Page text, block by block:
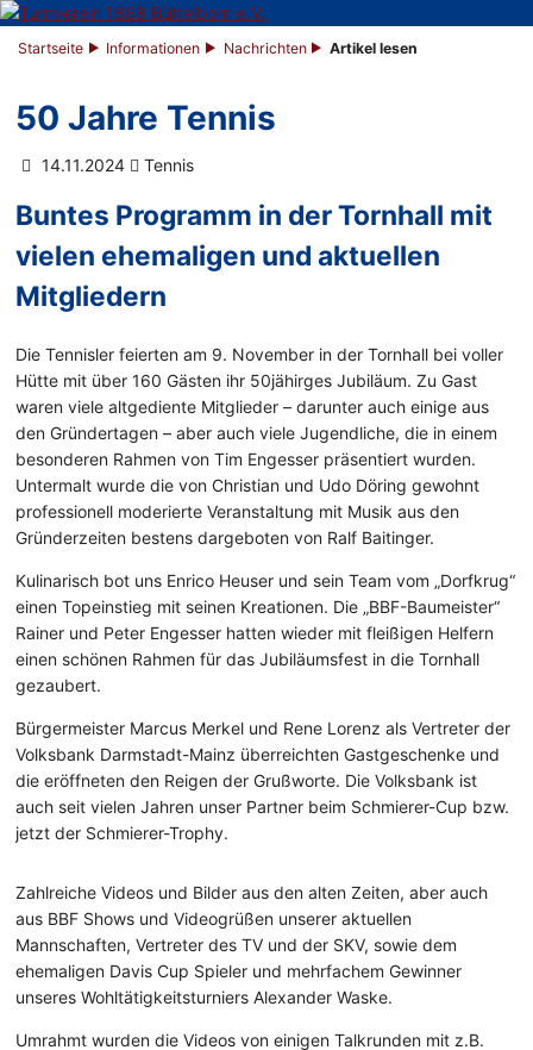
Startseite Informationen Nachrichten Artikel lesen
50 Jahre Tennis
14.11.2024 Tennis
Buntes Programm in der Tornhall mit
vielen ehemaligen und aktuellen
Mitgliedern
Die Tennisler feierten am 9. November in der Tornhall bei voller
Hütte mit über 160 Gästen ihr 50jähirges Jubiläum. Zu Gast
waren viele altgediente Mitglieder – darunter auch einige aus
den Gründertagen – aber auch viele Jugendliche, die in einem
besonderen Rahmen von Tim Engesser präsentiert wurden.
Untermalt wurde die von Christian und Udo Döring gewohnt
professionell moderierte Veranstaltung mit Musik aus den
Gründerzeiten bestens dargeboten von Ralf Baitinger.
Kulinarisch bot uns Enrico Heuser und sein Team vom „Dorfkrug“
einen Topeinstieg mit seinen Kreationen. Die „BBF-Baumeister“
Rainer und Peter Engesser hatten wieder mit fleißigen Helfern
einen schönen Rahmen für das Jubiläumsfest in die Tornhall
gezaubert.
Bürgermeister Marcus Merkel und Rene Lorenz als Vertreter der
Volksbank Darmstadt-Mainz überreichten Gastgeschenke und
die eröffneten den Reigen der Grußworte. Die Volksbank ist
auch seit vielen Jahren unser Partner beim Schmierer-Cup bzw.
jetzt der Schmierer-Trophy.
Zahlreiche Videos und Bilder aus den alten Zeiten, aber auch
aus BBF Shows und Videogrüßen unserer aktuellen
Mannschaften, Vertreter des TV und der SKV, sowie dem
ehemaligen Davis Cup Spieler und mehrfachem Gewinner
unseres Wohltätigkeitsturniers Alexander Waske.
Umrahmt wurden die Videos von einigen Talkrunden mit z.B.